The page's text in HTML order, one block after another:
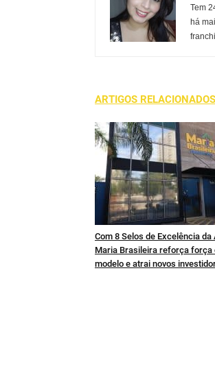
Tem
há
ARTIGOS RELACIONADOS
Com 8 Selos de Excelência da
Maria Brasileira reforça força
modelo e atrai novos